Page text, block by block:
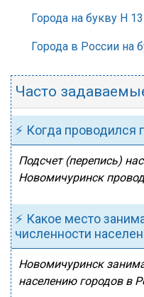
Города на букву Н
Города в России на
Часто
⚡ Когда проводился
Подсчет (перепись)
Новомичуринск
⚡ Какое место
численности
Новомичуринск
населению городов в